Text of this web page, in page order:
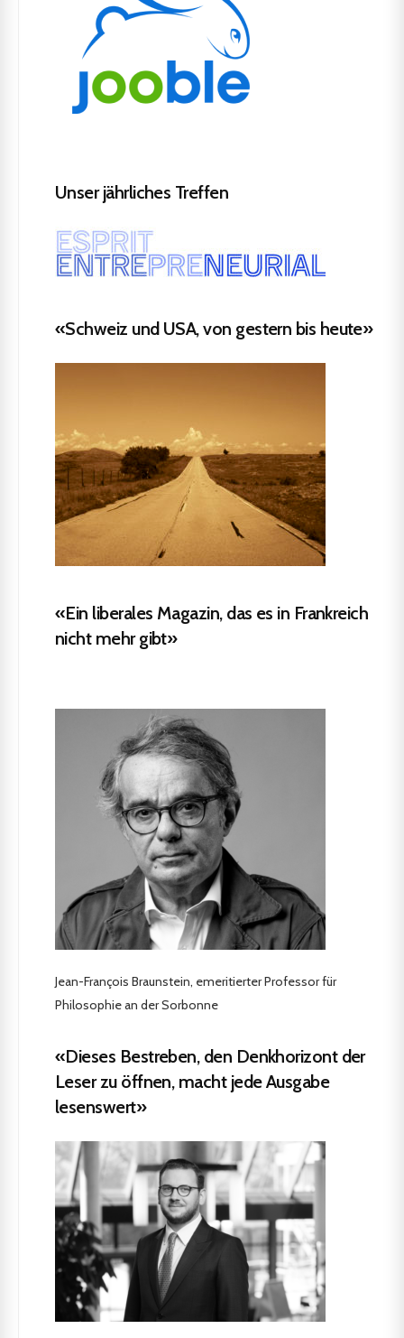
Unser jährliches Treffen
«Schweiz und USA, von gestern bis heute»
«Ein liberales Magazin, das es in Frankreich
nicht mehr gibt»
Jean-François Braunstein, emeritierter Professor für
Philosophie an der Sorbonne
«Dieses Bestreben, den Denkhorizont der
Leser zu öffnen, macht jede Ausgabe
lesenswert»